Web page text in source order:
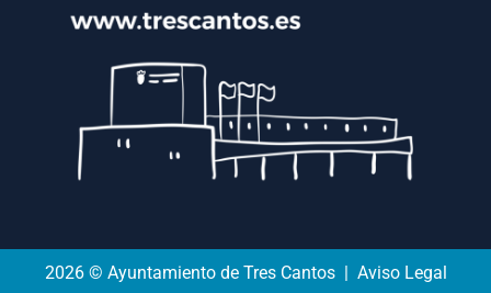
2026 © Ayuntamiento de Tres Cantos | Aviso Legal